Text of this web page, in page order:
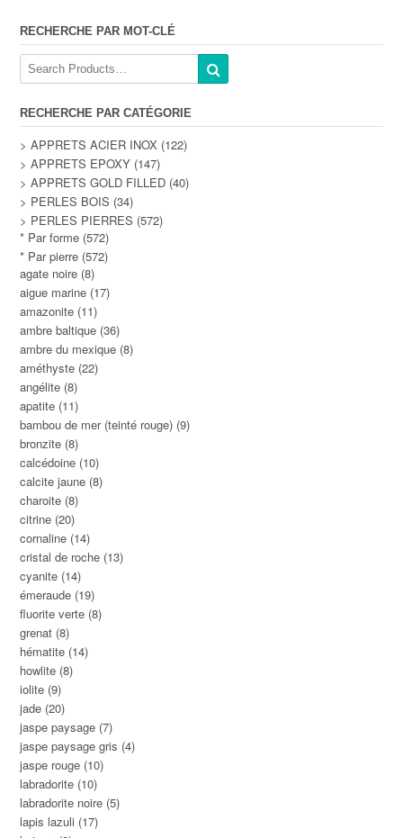
RECHERCHE PAR MOT-CLÉ
RECHERCHE PAR CATÉGORIE
> APPRETS ACIER INOX (122)
> APPRETS EPOXY (147)
> APPRETS GOLD FILLED (40)
> PERLES BOIS (34)
> PERLES PIERRES (572)
* Par forme (572)
* Par pierre (572)
agate noire (8)
aigue marine (17)
amazonite (11)
ambre baltique (36)
ambre du mexique (8)
améthyste (22)
angélite (8)
apatite (11)
bambou de mer (teinté rouge) (9)
bronzite (8)
calcédoine (10)
calcite jaune (8)
charoite (8)
citrine (20)
cornaline (14)
cristal de roche (13)
cyanite (14)
émeraude (19)
fluorite verte (8)
grenat (8)
hématite (14)
howlite (8)
iolite (9)
jade (20)
jaspe paysage (7)
jaspe paysage gris (4)
jaspe rouge (10)
labradorite (10)
labradorite noire (5)
lapis lazuli (17)